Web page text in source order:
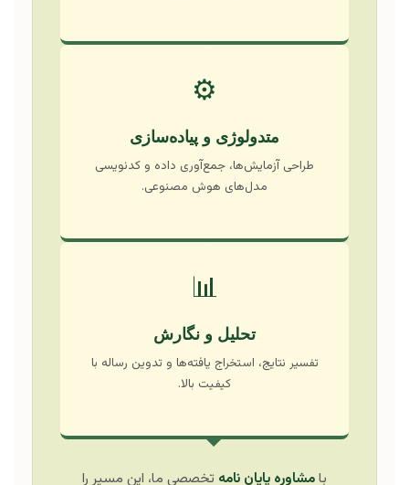
⚙️
متدولوژی و پیاده‌سازی
طراحی آزمایش‌ها، جمع‌آوری داده و کدنویسی
مدل‌های هوش مصنوعی.
📊
تحلیل و نگارش
تفسیر نتایج، استخراج یافته‌ها و تدوین رساله با
کیفیت بالا.
بامشاوره پایان نامه تخصصی ما، این مسیر را